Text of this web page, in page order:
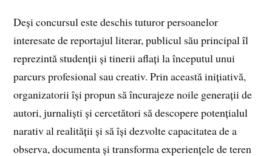
Deși concursul este deschis tuturor persoanelor
interesate de reportajul literar, publicul său principal îl
reprezintă studenții și tinerii aflați la începutul unui
parcurs profesional sau creativ. Prin această inițiativă,
organizatorii își propun să încurajeze noile generații de
autori, jurnaliști și cercetători să descopere potențialul
narativ al realității și să își dezvolte capacitatea de a
observa, documenta și transforma experiențele de teren